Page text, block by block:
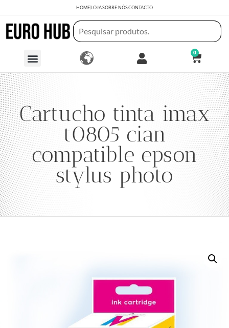
HOMELOJASOBRE NÓSCONTACTO
0
Cartucho tinta imax
t0805 cian
compatible epson
stylus photo